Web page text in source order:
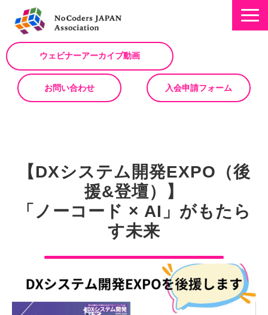
ウェビナーアーカイブ動画
お問い合わせ 入会申請フォーム
NoCodeサミット
イベント一覧
入会について
No Code サービスを動画で紹介
ノーコードコラム
【DXシステム開発EXPO（後
援&登壇）】
「ノーコード × AI」がもたら
す未来